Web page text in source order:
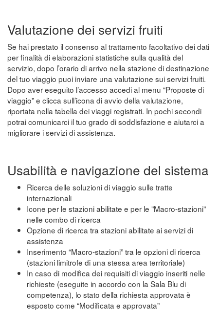
Valutazione dei servizi fruiti
Se hai prestato il consenso al trattamento facoltativo dei dati
per finalità di elaborazioni statistiche sulla qualità del
servizio, dopo l’orario di arrivo nella stazione di destinazione
del tuo viaggio puoi inviare una valutazione sui servizi fruiti.
Dopo aver eseguito l’accesso accedi al menu “Proposte di
viaggio” e clicca sull’icona di avvio della valutazione,
riportata nella tabella dei viaggi registrati. In pochi secondi
potrai comunicarci il tuo grado di soddisfazione e aiutarci a
migliorare i servizi di assistenza.
Usabilità e navigazione del sistema
Ricerca delle soluzioni di viaggio sulle tratte
internazionali
Icone per le stazioni abilitate e per le "Macro-stazioni"
nelle combo di ricerca
Opzione di ricerca tra stazioni abilitate ai servizi di
assistenza
Inserimento “Macro-stazioni” tra le opzioni di ricerca
(stazioni limitrofe di una stessa area territoriale)
In caso di modifica dei requisiti di viaggio inseriti nelle
richieste (eseguite in accordo con la Sala Blu di
competenza), lo stato della richiesta approvata è
esposto come “Modificata e approvata”